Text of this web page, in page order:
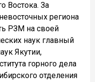
Востока. За
региона
РЗМ на своей
наук главный
Якутии,
горного дела
отделения